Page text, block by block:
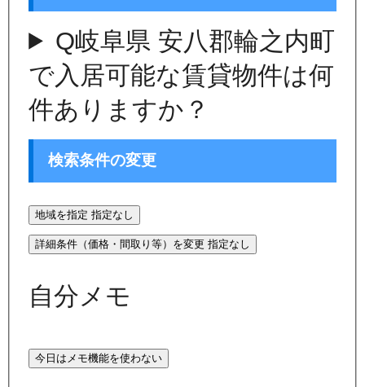
Q岐阜県 安八郡輪之内町
で入居可能な賃貸物件は何
件ありますか？
検索条件の変更
地域を指定 指定なし
詳細条件（価格・間取り等）を変更 指定なし
自分メモ
今日はメモ機能を使わない